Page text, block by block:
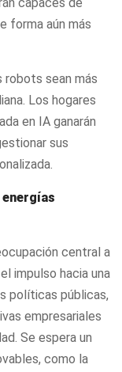
capaces de
forma aún más
robots sean más
Los hogares
en IA ganarán
sus
energías
central a
impulso hacia una
políticas públicas,
empresariales
Se espera un
como la